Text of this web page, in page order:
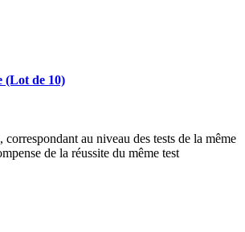
(Lot de 10)
correspondant au niveau des tests de la même
de la réussite du même test